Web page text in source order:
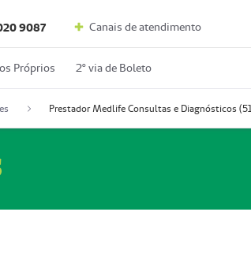
9087 Canais de atendimento
Próprios 2º via de Boleto